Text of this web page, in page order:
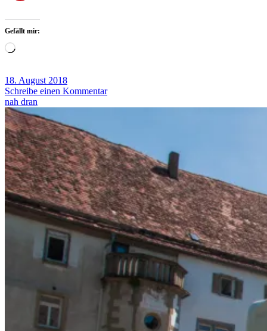
Gefällt mir:
Wird
18. August 2018
Schreibe einen Kommentar
nah dran